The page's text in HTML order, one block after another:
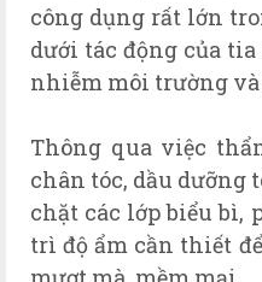
công dụng rất lớn
dưới tác động của tia
nhiễm môi trường
Thông qua việc
chân tóc, dầu dưỡng
chặt các lớp biểu bì,
trì độ ẩm cần thiết